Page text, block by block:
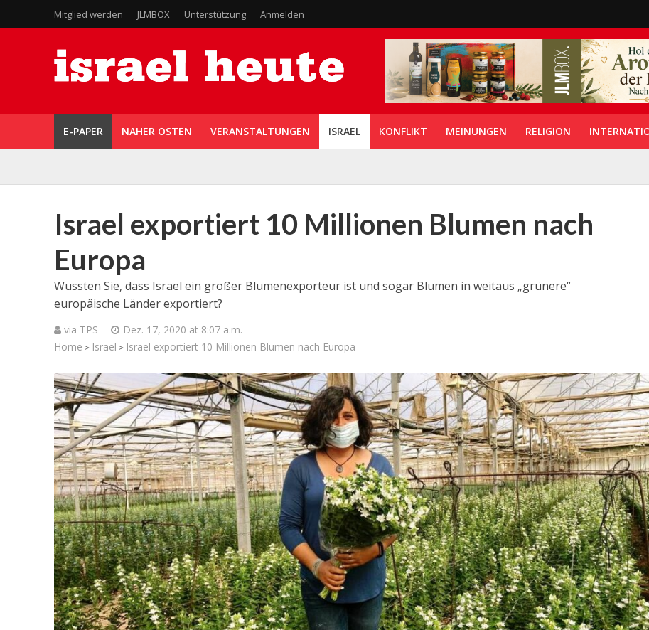
Mitglied werden JLMBOX Unterstützung Anmelden
E-PAPER NAHER OSTEN VERANSTALTUNGEN ISRAEL KONFLIKT MEINUNGEN RELIGION
Israel exportiert 10 Millionen Blumen nach
Europa
Wussten Sie, dass Israel ein großer Blumenexporteur ist und sogar Blumen in weitaus „grünere“
europäische Länder exportiert?
via TPS
Dez. 17, 2020 at 8:07 a.m.
Home > Israel > Israel exportiert 10 Millionen Blumen nach Europa
Israel
Israelische Wahlen 2026: Das ist
die Knesset – Moshe Abutbul
Israel
Israelische Wahlen 2026: Das
die Knesset – Vladimir Beliak